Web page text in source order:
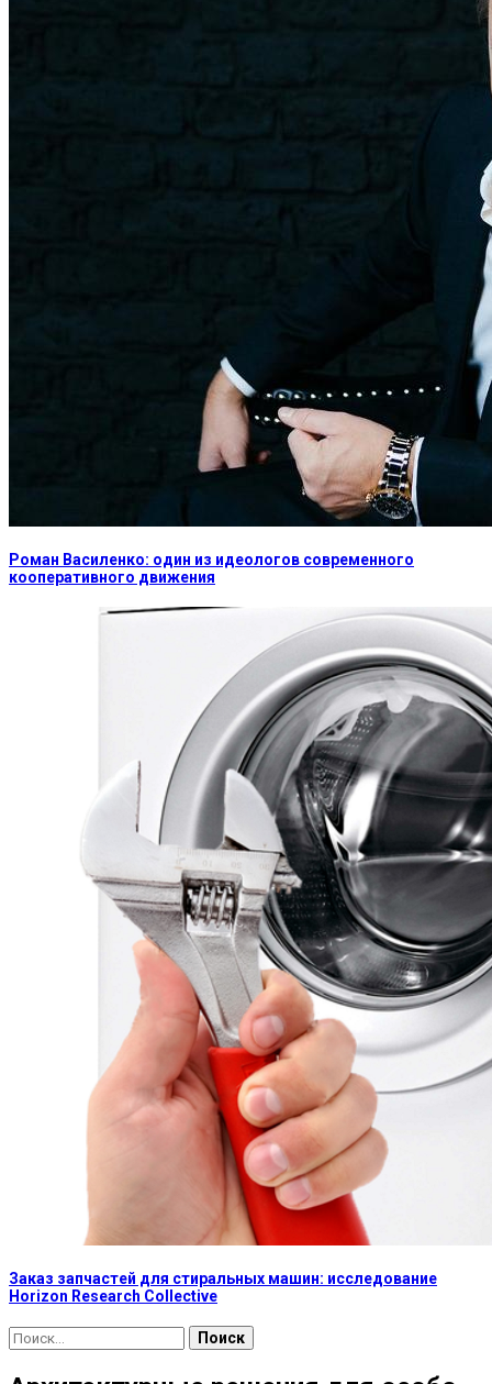
Роман Василенко: один из идеологов современного
кооперативного движения
Заказ запчастей для стиральных машин: исследование
Horizon Research Collective
Найти: